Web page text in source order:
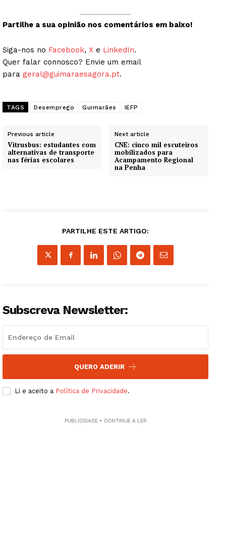
Partilhe a sua opinião nos comentários em baixo!
Siga-nos no Facebook, X e LinkedIn.
Quer falar connosco? Envie um email
para geral@guimaraesagora.pt.
TAGS Desemprego Guimarães IEFP
Previous article
Vitrusbus: estudantes com
alternativas de transporte
nas férias escolares
Next article
CNE: cinco mil escuteiros
mobilizados para
Acampamento Regional
na Penha
PARTILHE ESTE ARTIGO:
Subscreva Newsletter:
QUERO ADERIR
Li e aceito a Política de Privacidade.
PUBLICIDADE • CONTINUE A LER